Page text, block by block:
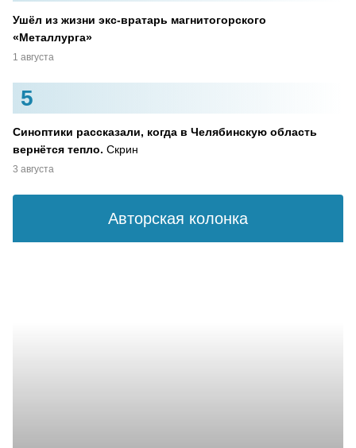
Ушёл из жизни экс-вратарь магнитогорского
«Металлурга»
1 августа
5
Синоптики рассказали, когда в Челябинскую область
вернётся тепло. Скрин
3 августа
Авторская колонка